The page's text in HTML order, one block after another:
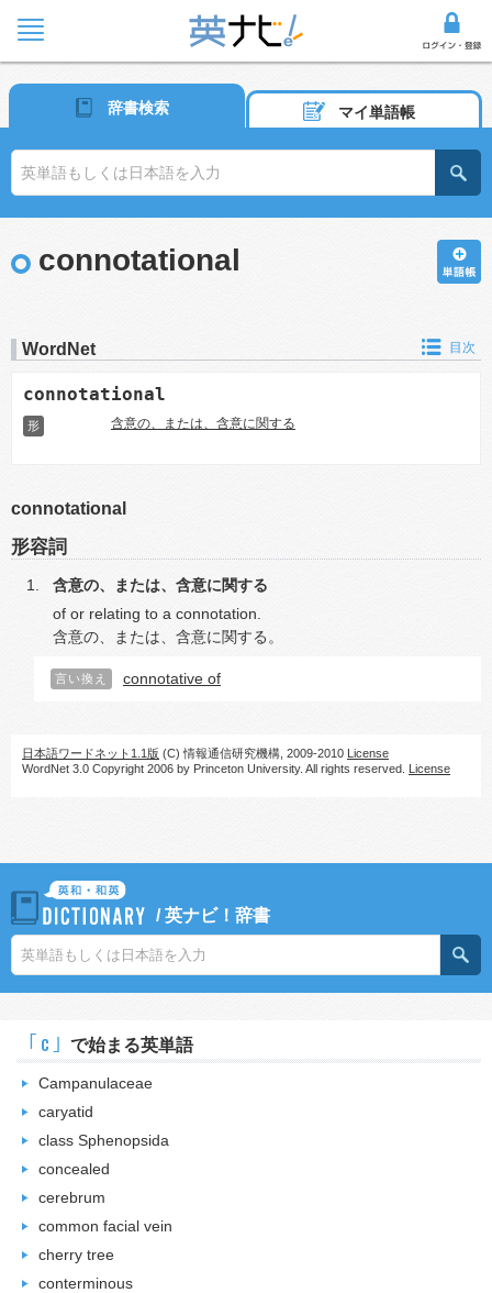
辞書検索 マイ単語帳
connotational
WordNet 目次
connotational
形 含意の、または、含意に関する
connotational
形容詞
含意の、または、含意に関する
of or relating to a connotation.
含意の、または、含意に関する。
言い換え connotative of
日本語ワードネット1.1版 (C) 情報通信研究機構, 2009-2010 License
WordNet 3.0 Copyright 2006 by Princeton University. All rights reserved. License
/英ナビ！辞書
｢c｣ で始まる英単語
Campanulaceae
caryatid
class Sphenopsida
concealed
cerebrum
common facial vein
cherry tree
conterminous